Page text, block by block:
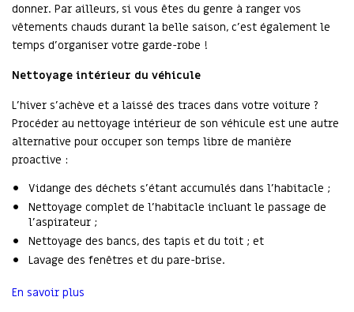
donner. Par ailleurs, si vous êtes du genre à ranger vos
vêtements chauds durant la belle saison, c’est également le
temps d’organiser votre garde-robe !
Nettoyage intérieur du véhicule
L’hiver s’achève et a laissé des traces dans votre voiture ?
Procéder au nettoyage intérieur de son véhicule est une autre
alternative pour occuper son temps libre de manière
proactive :
Vidange des déchets s’étant accumulés dans l’habitacle ;
Nettoyage complet de l’habitacle incluant le passage de
l’aspirateur ;
Nettoyage des bancs, des tapis et du toit ; et
Lavage des fenêtres et du pare-brise.
En savoir plus